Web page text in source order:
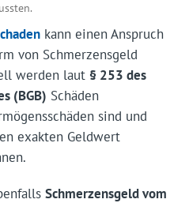
kann einen Anspruch
von Schmerzensgeld
werden laut § 253 des
(BGB) Schäden
sind und
exakten Geldwert
Schmerzensgeld vom